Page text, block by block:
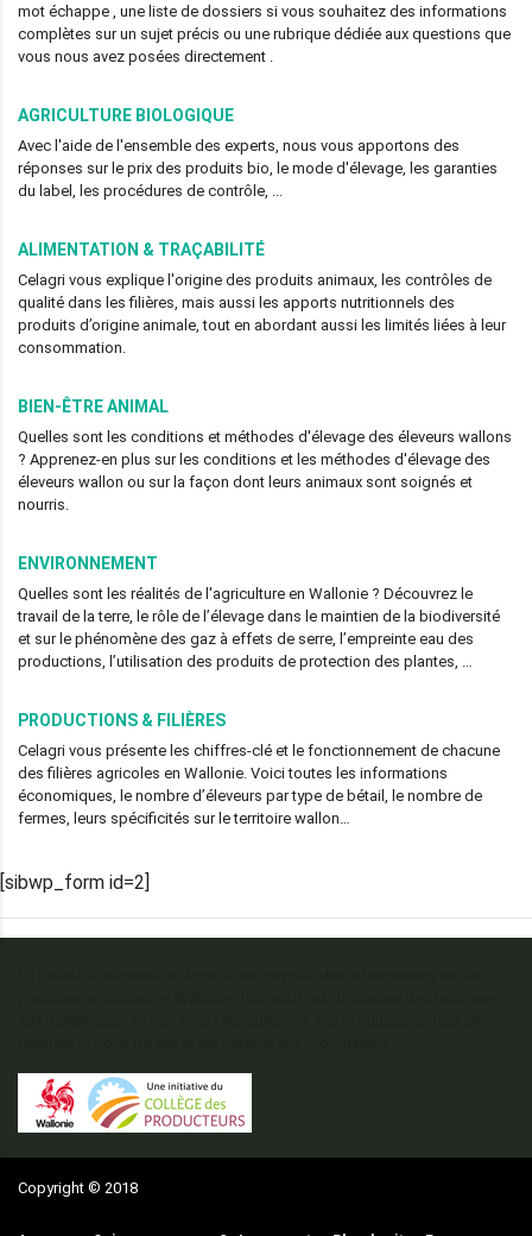
mot échappe , une liste de dossiers si vous souhaitez des informations
complètes sur un sujet précis ou une rubrique dédiée aux questions que
vous nous avez posées directement .
AGRICULTURE BIOLOGIQUE
Avec l'aide de l'ensemble des experts, nous vous apportons des
réponses sur le prix des produits bio, le mode d'élevage, les garanties
du label, les procédures de contrôle, ...
ALIMENTATION & TRAÇABILITÉ
Celagri vous explique l'origine des produits animaux, les contrôles de
qualité dans les filières, mais aussi les apports nutritionnels des
produits d’origine animale, tout en abordant aussi les limités liées à leur
consommation.
BIEN-ÊTRE ANIMAL
Quelles sont les conditions et méthodes d'élevage des éleveurs wallons
? Apprenez-en plus sur les conditions et les méthodes d'élevage des
éleveurs wallon ou sur la façon dont leurs animaux sont soignés et
nourris.
ENVIRONNEMENT
Quelles sont les réalités de l'agriculture en Wallonie ? Découvrez le
travail de la terre, le rôle de l’élevage dans le maintien de la biodiversité
et sur le phénomène des gaz à effets de serre, l’empreinte eau des
productions, l’utilisation des produits de protection des plantes, …
PRODUCTIONS & FILIÈRES
Celagri vous présente les chiffres-clé et le fonctionnement de chacune
des filières agricoles en Wallonie. Voici toutes les informations
économiques, le nombre d’éleveurs par type de bétail, le nombre de
fermes, leurs spécificités sur le territoire wallon…
[sibwp_form id=2]
Copyright © 2018